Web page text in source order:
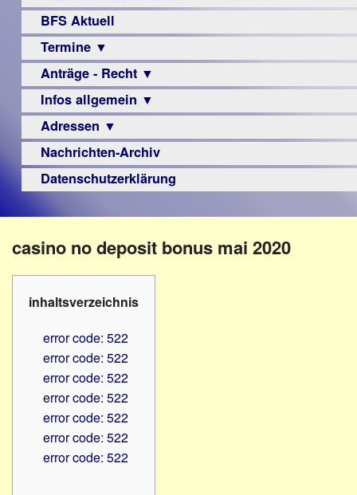
BFS Aktuell
Termine ▼
Veranstaltungsprogramme
Anträge - Recht ▼
Archiv
Urteile
Infos allgemein ▼
Sehbehinderung
Frühförderung
Schule
–
Beruf
Hilfsmittel
-
PC
Adressen ▼
Augenoptiker
Berufsbildungswerke
Hörbüchereien
Reha-
Lehrer
Verbände
Nachrichten-Archiv
Datenschutzerklärung
casino no deposit bonus mai 2020
inhaltsverzeichnis
error code: 522
error code: 522
error code: 522
error code: 522
error code: 522
error code: 522
error code: 522